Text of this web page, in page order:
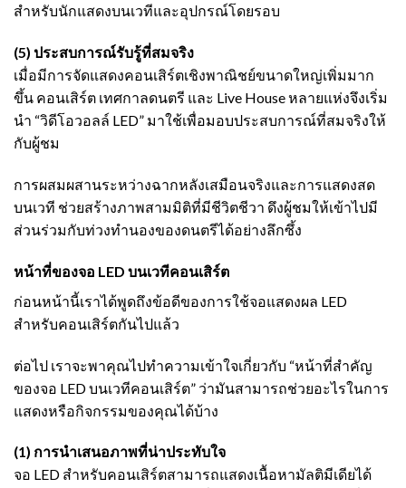
สำหรับนักแสดงบนเวทีและอุปกรณ์โดยรอบ
(5) ประสบการณ์รับรู้ที่สมจริง
เมื่อมีการจัดแสดงคอนเสิร์ตเชิงพาณิชย์ขนาดใหญ่เพิ่มมาก
ขึ้น คอนเสิร์ต เทศกาลดนตรี และ Live House หลายแห่งจึงเริ่ม
นำ “วิดีโอวอลล์ LED” มาใช้เพื่อมอบประสบการณ์ที่สมจริงให้
กับผู้ชม
การผสมผสานระหว่างฉากหลังเสมือนจริงและการแสดงสด
บนเวที ช่วยสร้างภาพสามมิติที่มีชีวิตชีวา ดึงผู้ชมให้เข้าไปมี
ส่วนร่วมกับท่วงทำนองของดนตรีได้อย่างลึกซึ้ง
หน้าที่ของจอ LED บนเวทีคอนเสิร์ต
ก่อนหน้านี้เราได้พูดถึงข้อดีของการใช้จอแสดงผล LED
สำหรับคอนเสิร์ตกันไปแล้ว
ต่อไป เราจะพาคุณไปทำความเข้าใจเกี่ยวกับ “หน้าที่สำคัญ
ของจอ LED บนเวทีคอนเสิร์ต” ว่ามันสามารถช่วยอะไรในการ
แสดงหรือกิจกรรมของคุณได้บ้าง
(1) การนำเสนอภาพที่น่าประทับใจ
จอ LED สำหรับคอนเสิร์ตสามารถแสดงเนื้อหามัลติมีเดียได้